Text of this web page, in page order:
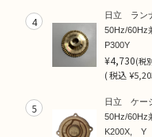
4
日立 ラン
50Hz/60Hz
P300Y
¥4,730(税
(税込
5
日立 ケー
50Hz/60Hz
K200X, Y